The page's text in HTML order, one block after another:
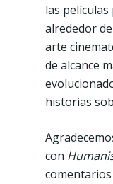
las
alrededor
arte
de alcance
historias
con